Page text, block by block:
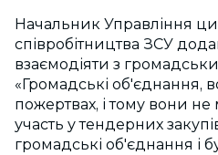
Начальник Управління
співробітництва ЗСУ
взаємодіяти з
«Громадські об'єднання,
пожертвах, і тому вони
участь у тендерних
громадські об'єднання і